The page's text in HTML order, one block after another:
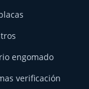
engomado
verificación